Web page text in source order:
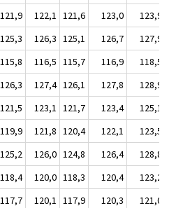
121,9 122,1 121,6 123,0
123,9
125,3 126,3 125,1 126,7
127,9
115,8 116,5 115,7 116,9
118,5
126,3 127,4 126,1 127,8
128,9
121,5 123,1 121,7 123,4
125,1
119,9 121,8 120,4 122,1
123,5
125,2 126,0 124,8 126,4
128,8
118,4 120,0 118,3 120,4
123,2
117,7 120,1 117,9 120,3
121,0